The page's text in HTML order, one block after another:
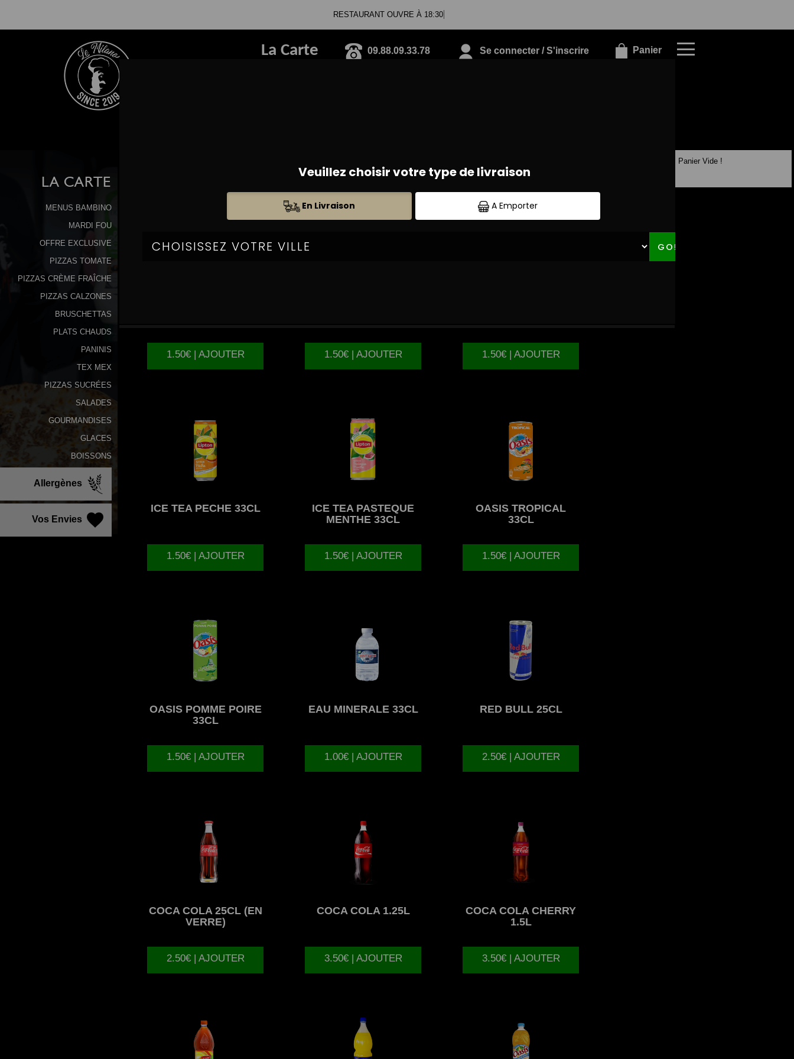
RESTAURANT OUVRE À 18:30
La Carte 09.88.09.33.78 Se connecter / S'inscrire Panier
×
LA CARTE
MENUS BAMBINO
MARDI FOU
OFFRE EXCLUSIVE
PIZZAS TOMATE
PIZZAS CRÈME FRAÎCHE
PIZZAS CALZONES
BRUSCHETTAS
PLATS CHAUDS
PANINIS
TEX MEX
PIZZAS SUCRÉES
SALADES
GOURMANDISES
GLACES
BOISSONS
Allergènes
Vos Envies
BOISSONS
1.50€ | AJOUTER 1.50€ | AJOUTER 1.50€ | AJOUTER
ICETEA PECHE 33CL
1.50€ | AJOUTER
ICE TEA PASTEQUE
MENTHE 33CL
1.50€ | AJOUTER
OASIS TROPICAL
33CL
1.50€ | AJOUTER
OASISPOMME POIRE
33CL
1.50€ | AJOUTER
EAU MINERALE 33CL
1.00€ | AJOUTER
REDBULL 25CL
2.50€ | AJOUTER
COCACOLA 25CL (EN
VERRE)
2.50€ | AJOUTER
COCACOLA 1.25L
3.50€ | AJOUTER
COCACOLA CHERRY
1.5L
3.50€ | AJOUTER
Panier Vide !